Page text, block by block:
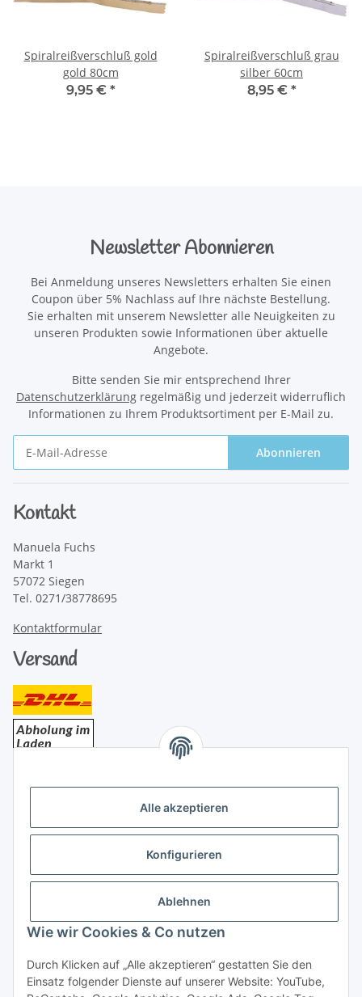
Alle akzeptieren
Konfigurieren
Ablehnen
Wie wir Cookies & Co nutzen
Durch Klicken auf „Alle akzeptieren“ gestatten Sie den
Einsatz folgender Dienste auf unserer Website: YouTube,
Spiralreißverschluß gold
gold 80cm
9,95 € *
Spiralreißverschluß grau
silber 60cm
8,95 € *
Newsletter Abonnieren
Bei Anmeldung unseres Newsletters erhalten Sie einen
Coupon über 5% Nachlass auf Ihre nächste Bestellung.
Sie erhalten mit unserem Newsletter alle Neuigkeiten zu
unseren Produkten sowie Informationen über aktuelle
Angebote.
Bitte senden Sie mir entsprechend Ihrer
Datenschutzerklärung regelmäßig und jederzeit widerruflich
Informationen zu Ihrem Produktsortiment per E-Mail zu.
Abonnieren
Kontakt
Manuela Fuchs
Markt 1
57072 Siegen
Tel. 0271/38778695
Kontaktformular
Versand
Rechtliches
Vertrag widerrufen